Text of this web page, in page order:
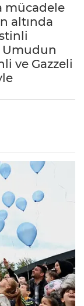
mücadele
altında
Umudun
ve Gazzeli